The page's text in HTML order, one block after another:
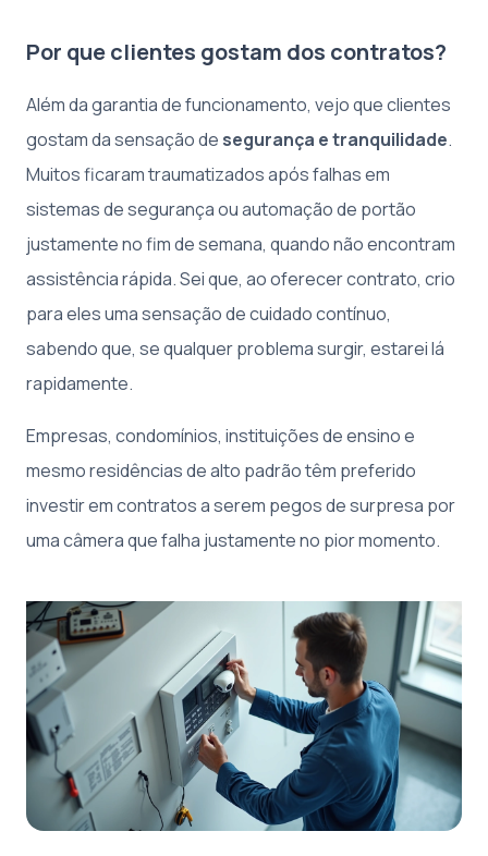
Por que clientes gostam dos contratos?
Além da garantia de funcionamento, vejo que clientes
gostam da sensação de segurança e tranquilidade.
Muitos ficaram traumatizados após falhas em
sistemas de segurança ou automação de portão
justamente no fim de semana, quando não encontram
assistência rápida. Sei que, ao oferecer contrato, crio
para eles uma sensação de cuidado contínuo,
sabendo que, se qualquer problema surgir, estarei lá
rapidamente.
Empresas, condomínios, instituições de ensino e
mesmo residências de alto padrão têm preferido
investir em contratos a serem pegos de surpresa por
uma câmera que falha justamente no pior momento.